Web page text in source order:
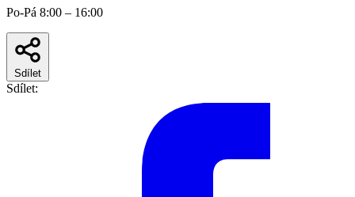
Po-Pá 8:00 – 16:00
Sdílet
Sdílet: